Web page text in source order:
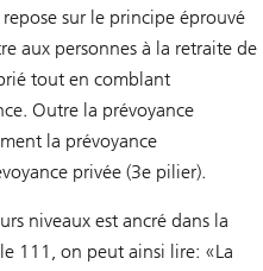
repose sur le principe éprouvé
aux personnes à la retraite de
tout en comblant
Outre la prévoyance
la prévoyance
privée (3e pilier).
niveaux est ancré dans la
111, on peut ainsi lire: «La